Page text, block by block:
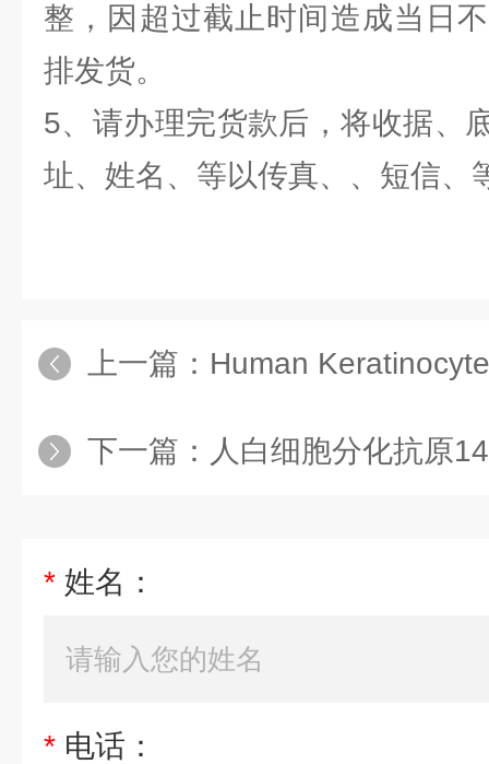
整，因超过截止时间造成当日
排发货。
5、请办理完货款后，将收据、
址、姓名、等以传真、、短信、
上一篇： Human Keratinocyte
下一篇： 人白细胞分化抗原14
* 姓名：
* 电话：